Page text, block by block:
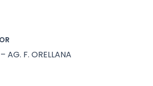
AG. F. ORELLANA